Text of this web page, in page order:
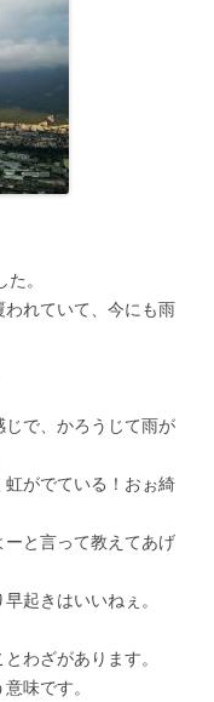
。
れていて、今にも雨
で、かろうじて雨が
がでている！おぉ綺
と言って教えてあげ
起きはいいねぇ。
わざがあります。
味です。